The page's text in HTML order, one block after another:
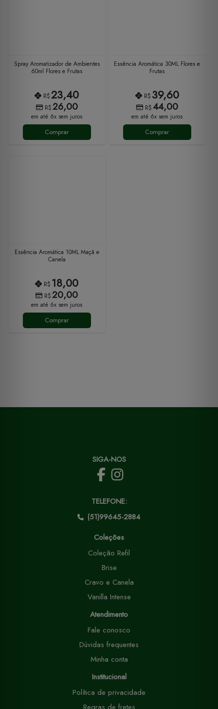
Spray Aromatizador de Ambientes
60ml Flores e Frutas
R$23,40
R$26,00
em até 6x sem juros
Comprar
Essência Aromática 30ML Flores e
Frutas
R$ 39,60
R$44,00
em até 6x sem juros
Comprar
Essência Aromática 10ML Maçã e
Canela
R$ 18,00
R$20,00
em até 6x sem juros
Comprar
SIGA-NOS
TELEFONE:
(51)99645-2884
Coleções
Coleção Refil
Brise
Cravo e Canela
Vanilla Intense
Atendimento
Fale conosco
Dúvidas frequentes
Minha conta
Institucional
Política de privacidade